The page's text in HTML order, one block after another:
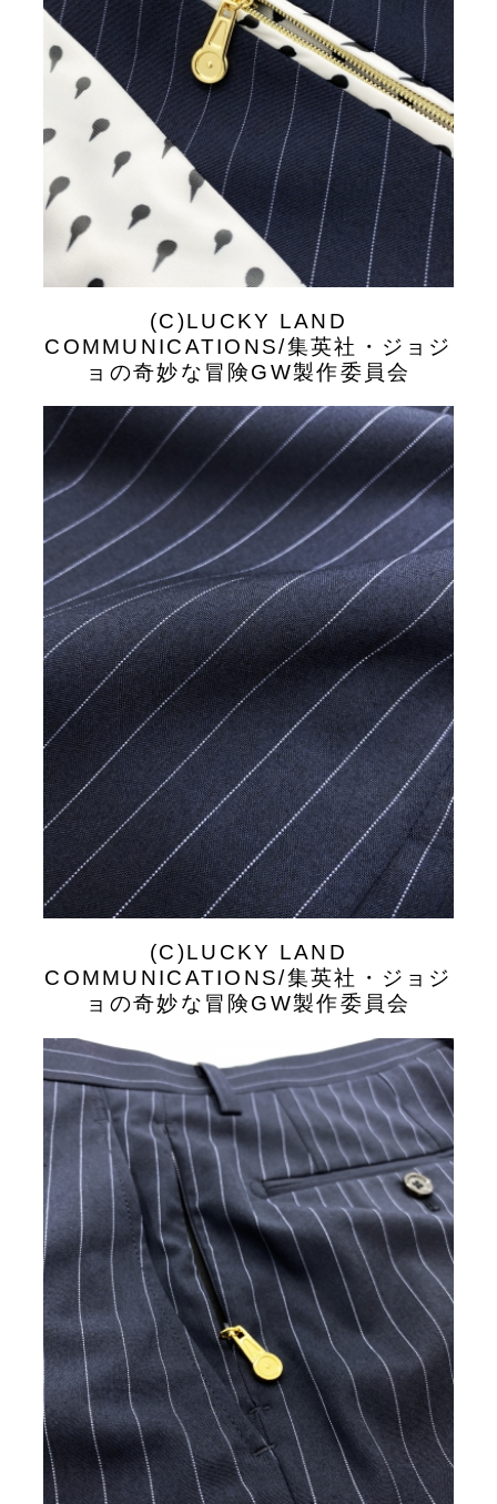
(C)LUCKY LAND
COMMUNICATIONS/集英社・ジョジ
ョの奇妙な冒険GW製作委員会
(C)LUCKY LAND
COMMUNICATIONS/集英社・ジョジ
ョの奇妙な冒険GW製作委員会